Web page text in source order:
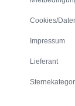
Cookies/
Impressum
Lieferant